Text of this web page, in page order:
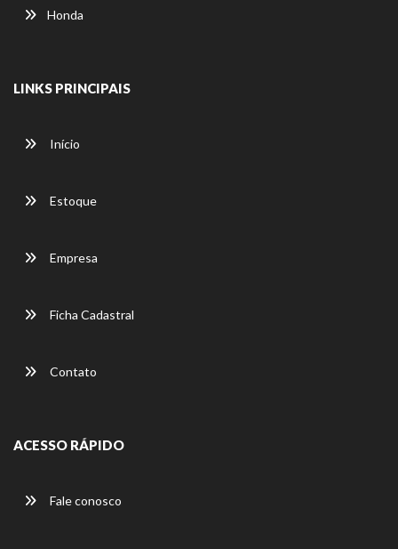
Honda
LINKS PRINCIPAIS
Início
Estoque
Empresa
Ficha Cadastral
Contato
ACESSO RÁPIDO
Fale conosco